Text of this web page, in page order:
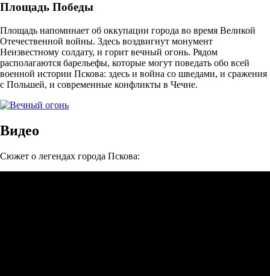
Площадь Победы
Площадь напоминает об оккупации города во время Великой
Отечественной войны. Здесь воздвигнут монумент
Неизвестному солдату, и горит вечный огонь. Рядом
располагаются барельефы, которые могут поведать обо всей
военной истории Пскова: здесь и война со шведами, и сражения
с Польшей, и современные конфликты в Чечне.
Видео
Сюжет о легендах города Пскова: